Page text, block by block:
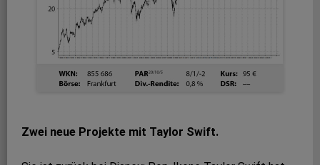
Zwei neue Projekte mit Taylor Swift.